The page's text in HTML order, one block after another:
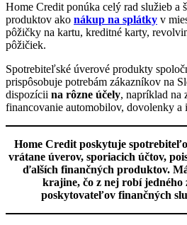
Home Credit ponúka celý rad služieb a
produktov ako nákup na splátky v
pôžičky na kartu, kreditné karty,
pôžičiek.
Spotrebiteľské úverové produkty
prispôsobuje potrebám zákazníkov na
dispozícii na rôzne účely, napríklad na
financovanie automobilov, dovolenky a
Home Credit poskytuje
vrátane úverov, sporiacich účtov,
ďalších finančných produktov.
krajine, čo z nej robí jedného
poskytovateľov finančných